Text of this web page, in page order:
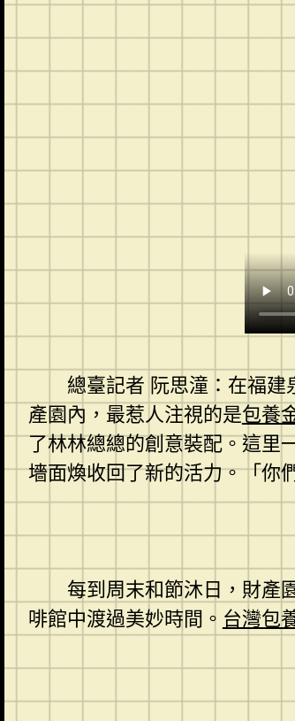
總臺記者 阮思潼：在福建
產園內，最惹人注視的是包養
了林林總總的創意裝配。這里
墻面煥收回了新的活力。「你
每到周末和節沐日，財產
啡館中渡過美妙時間。 台灣包